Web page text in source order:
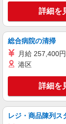
株式会社トラス
パート
日研トータルソー
詳細を
総合病院の清掃
月給 257,400円
港区
詳細を
レジ・商品陳列ス